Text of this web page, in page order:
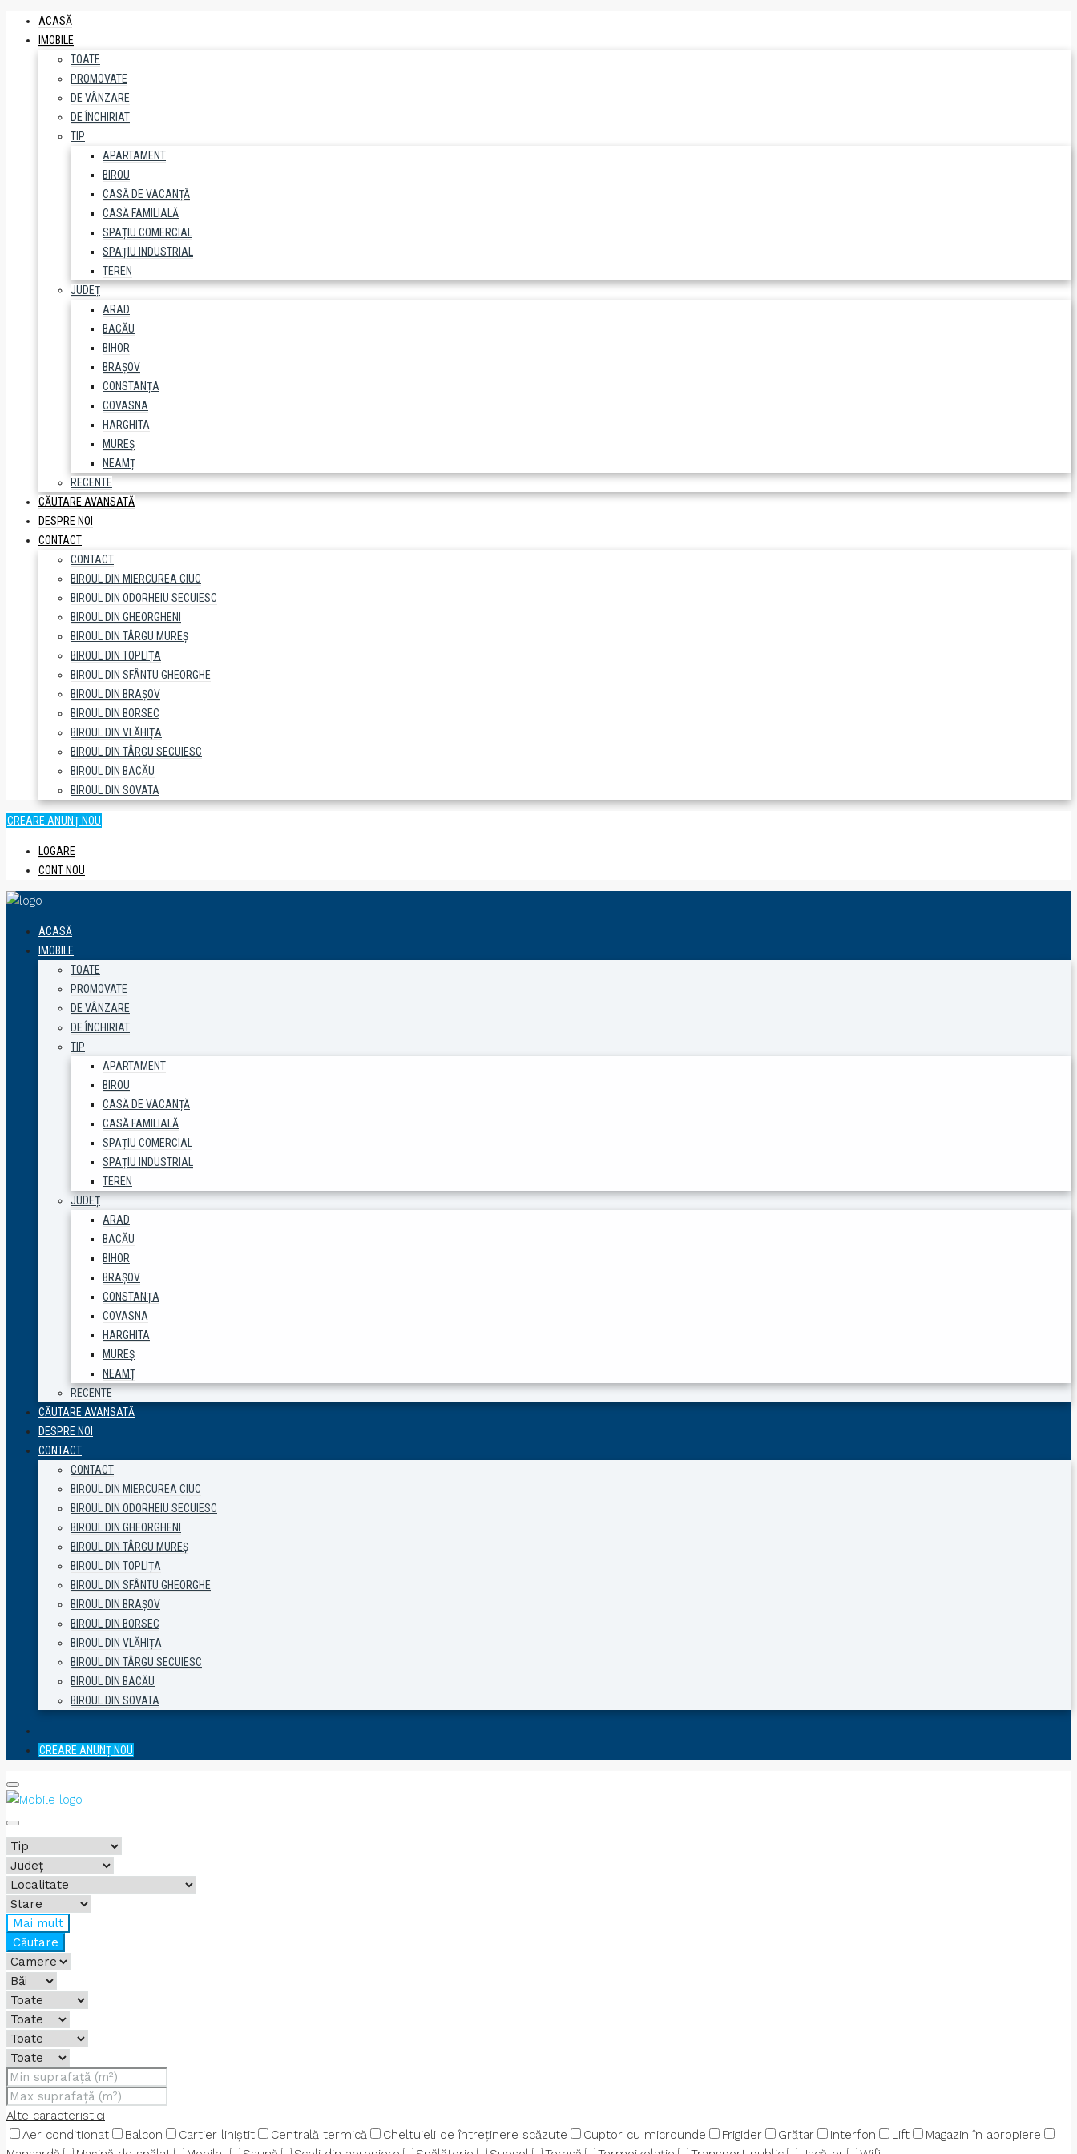
ACASĂ
IMOBILE
TOATE
PROMOVATE
DE VÂNZARE
DE ÎNCHIRIAT
TIP
APARTAMENT
BIROU
CASĂ DE VACANȚĂ
CASĂ FAMILIALĂ
SPAȚIU COMERCIAL
SPAȚIU INDUSTRIAL
TEREN
JUDEȚ
ARAD
BACĂU
BIHOR
BRAȘOV
CONSTANȚA
COVASNA
HARGHITA
MUREȘ
NEAMȚ
RECENTE
CĂUTARE AVANSATĂ
DESPRE NOI
CONTACT
CONTACT
BIROUL DIN MIERCUREA CIUC
BIROUL DIN ODORHEIU SECUIESC
BIROUL DIN GHEORGHENI
BIROUL DIN TÂRGU MUREȘ
BIROUL DIN TOPLIȚA
BIROUL DIN SFÂNTU GHEORGHE
BIROUL DIN BRAȘOV
BIROUL DIN BORSEC
BIROUL DIN VLĂHIȚA
BIROUL DIN TÂRGU SECUIESC
BIROUL DIN BACĂU
BIROUL DIN SOVATA
CREARE ANUNȚ NOU
LOGARE
CONT NOU
ACASĂ
IMOBILE
TOATE
PROMOVATE
DE VÂNZARE
DE ÎNCHIRIAT
TIP
APARTAMENT
BIROU
CASĂ DE VACANȚĂ
CASĂ FAMILIALĂ
SPAȚIU COMERCIAL
SPAȚIU INDUSTRIAL
TEREN
JUDEȚ
ARAD
BACĂU
BIHOR
BRAȘOV
CONSTANȚA
COVASNA
HARGHITA
MUREȘ
NEAMȚ
RECENTE
CĂUTARE AVANSATĂ
DESPRE NOI
CONTACT
CONTACT
BIROUL DIN MIERCUREA CIUC
BIROUL DIN ODORHEIU SECUIESC
BIROUL DIN GHEORGHENI
BIROUL DIN TÂRGU MUREȘ
BIROUL DIN TOPLIȚA
BIROUL DIN SFÂNTU GHEORGHE
BIROUL DIN BRAȘOV
BIROUL DIN BORSEC
BIROUL DIN VLĂHIȚA
BIROUL DIN TÂRGU SECUIESC
BIROUL DIN BACĂU
BIROUL DIN SOVATA
CREARE ANUNȚ NOU
Mai mult
Căutare
Alte caracteristici
Aer conditionat
Balcon Cartier liniștit Centrală termică Cheltuieli de întreținere scăzute Cuptor cu microunde Frigider Grătar Interfon Lift
Magazin în apropiere